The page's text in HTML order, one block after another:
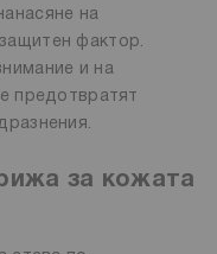
на
фактор.
и на
предотвратят
за кожата